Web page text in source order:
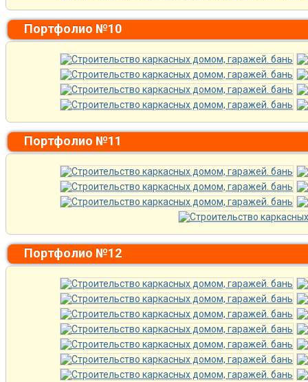
Портфолио №10
Портфолио №11
Портфолио №12